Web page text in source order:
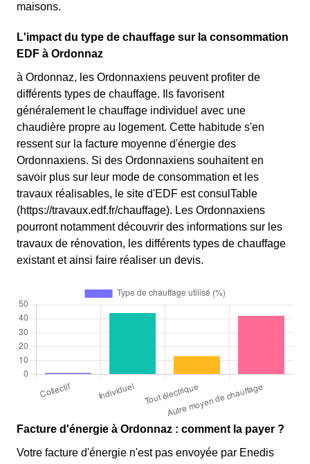
maisons.
L'impact du type de chauffage sur la consommation
EDF à Ordonnaz
à Ordonnaz, les Ordonnaxiens peuvent profiter de
différents types de chauffage. Ils favorisent
généralement le chauffage individuel avec une
chaudière propre au logement. Cette habitude s'en
ressent sur la facture moyenne d'énergie des
Ordonnaxiens. Si des Ordonnaxiens souhaitent en
savoir plus sur leur mode de consommation et les
travaux réalisables, le site d'EDF est consulTable
(https://travaux.edf.fr/chauffage). Les Ordonnaxiens
pourront notamment découvrir des informations sur les
travaux de rénovation, les différents types de chauffage
existant et ainsi faire réaliser un devis.
Facture d'énergie à Ordonnaz : comment la payer ?
Votre facture d'énergie n'est pas envoyée par Enedis